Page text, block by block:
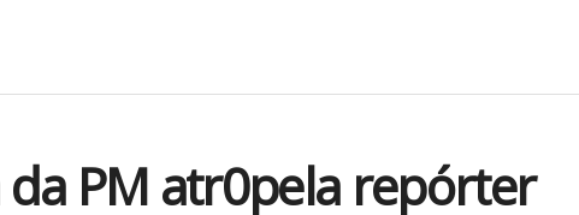
PM atr0pela repórter